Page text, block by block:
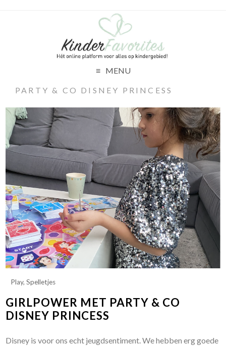
MENU
PARTY & CO DISNEY PRINCESS
Play,Spelletjes
GIRLPOWER MET PARTY & CO
DISNEY PRINCESS
Disney is voor ons echt jeugdsentiment. We hebben erg goede